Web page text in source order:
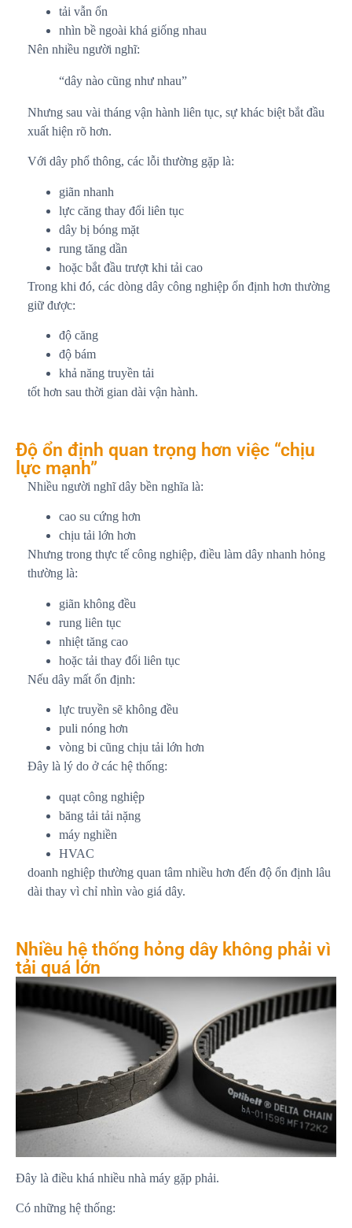
tải vẫn ổn
nhìn bề ngoài khá giống nhau
Nên nhiều người nghĩ:
“dây nào cũng như nhau”
Nhưng sau vài tháng vận hành liên tục, sự khác biệt bắt đầu
xuất hiện rõ hơn.
Với dây phổ thông, các lỗi thường gặp là:
giãn nhanh
lực căng thay đổi liên tục
dây bị bóng mặt
rung tăng dần
hoặc bắt đầu trượt khi tải cao
Trong khi đó, các dòng dây công nghiệp ổn định hơn thường
giữ được:
độ căng
độ bám
khả năng truyền tải
tốt hơn sau thời gian dài vận hành.
Độ ổn định quan trọng hơn việc “chịu
lực mạnh”
Nhiều người nghĩ dây bền nghĩa là:
cao su cứng hơn
chịu tải lớn hơn
Nhưng trong thực tế công nghiệp, điều làm dây nhanh hỏng
thường là:
giãn không đều
rung liên tục
nhiệt tăng cao
hoặc tải thay đổi liên tục
Nếu dây mất ổn định:
lực truyền sẽ không đều
puli nóng hơn
vòng bi cũng chịu tải lớn hơn
Đây là lý do ở các hệ thống:
quạt công nghiệp
băng tải tải nặng
máy nghiền
HVAC
doanh nghiệp thường quan tâm nhiều hơn đến độ ổn định lâu
dài thay vì chỉ nhìn vào giá dây.
Nhiều hệ thống hỏng dây không phải vì
tải quá lớn
Đây là điều khá nhiều nhà máy gặp phải.
Có những hệ thống: